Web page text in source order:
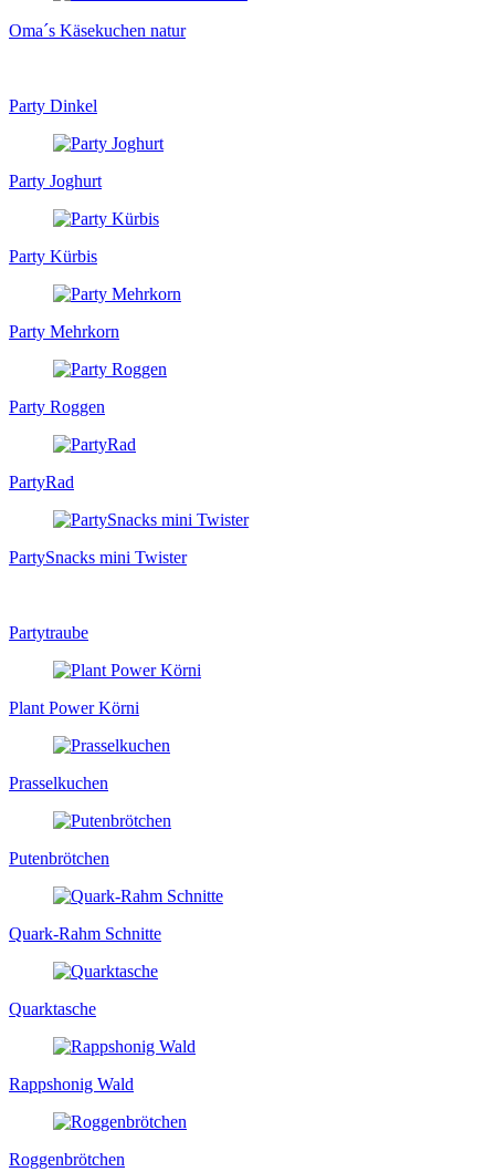
Oma´s Käsekuchen natur
Party Dinkel
Party Joghurt
Party Kürbis
Party Mehrkorn
Party Roggen
PartyRad
PartySnacks mini Twister
Partytraube
Plant Power Körni
Prasselkuchen
Putenbrötchen
Quark-Rahm Schnitte
Quarktasche
Rappshonig Wald
Roggenbrötchen